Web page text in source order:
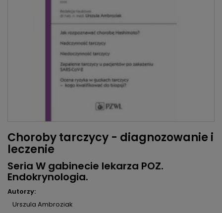
Choroby tarczycy - diagnozowanie i
leczenie
Seria W gabinecie lekarza POZ.
Endokrynologia.
Autorzy:
Urszula Ambroziak